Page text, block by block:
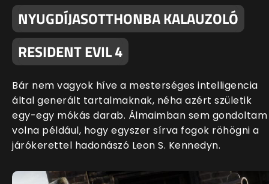
NYUGDÍJASOTTHONBA KALAUZOLÓ
RESIDENT EVIL 4
Bár nem vagyok híve a mesterséges intelligencia
által generált tartalmaknak, néha azért születik
egy-egy mókás darab. Álmaimban sem gondoltam
volna például, hogy egyszer sírva fogok röhögni a
járókerettel hadonászó Leon S. Kennedyn.